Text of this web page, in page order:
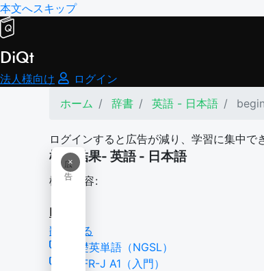
本文へスキップ
DiQt
法人様向け
ログイン
ホーム
辞書 英語 - 日本語 begin
ログインすると広告が減り、学習に集中で
×
広
告
検索結果- 英語 - 日本語
検索内容:
begin
翻訳する
基礎英単語（NGSL）
CEFR-J A1（入門）